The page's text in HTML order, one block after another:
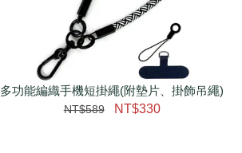
瀏覽更多
多功能編織手機短掛繩(附墊片、掛飾吊繩)
NT$589 NT$330